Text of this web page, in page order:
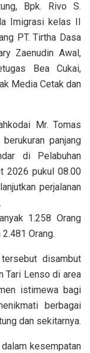
Bpk. Rivo S.
Imigrasi kelas II
PT. Tirtha Dasa
Zaenudin Awal,
Bea Cukai,
Media Cetak dan
Mr. Tomas
‎panjang
di Pelabuhan
2026 pukul 08.00
perjalanan
1.258 Orang
Orang.
disambut
Tari Lenso di area
istimewa bagi
berbagai
dan sekitarnya.
kesempatan